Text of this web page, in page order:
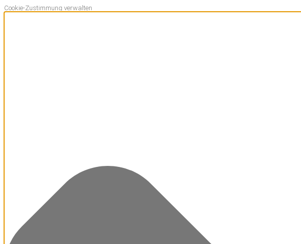
Cookie-Zustimmung verwalten